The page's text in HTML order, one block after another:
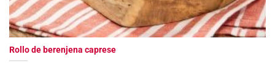
Rollo de berenjena caprese